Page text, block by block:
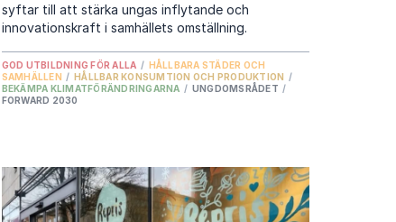
syftar till att stärka ungas inflytande och
innovationskraft i samhällets omställning.
GOD UTBILDNING FÖR ALLA / HÅLLBARA STÄDER OCH
SAMHÄLLEN / HÅLLBAR KONSUMTION OCH PRODUKTION /
BEKÄMPA KLIMATFÖRÄNDRINGARNA / UNGDOMSRÅDET /
FORWARD 2030